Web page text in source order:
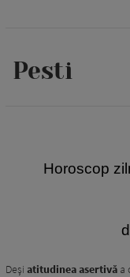
Pesti
Horoscop
Deși atitudinea asertivă a